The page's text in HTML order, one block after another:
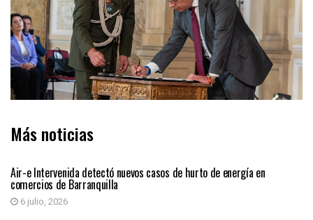
Más noticias
Air-e Intervenida detectó nuevos casos de hurto de energía en
comercios de Barranquilla
6 julio, 2026
PAÍS